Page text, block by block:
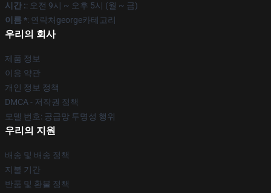
시간 :: 오전 9시 ~ 오후 5시 (월 ~ 금)
이름 *: 연락처george카테고리
우리의 회사
제품 정보
이용 약관
개인 정보 정책
DMCA - 저작권 정책
모델 번호: 공급망 투명성 행위
우리의 지원
배송 및 배송 정책
지불 기간
반품 및 환불 정책